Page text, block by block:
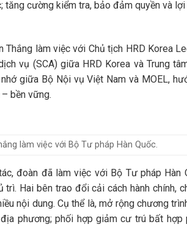
tăng cường kiểm tra, bảo đảm quyền và
Thắng làm việc với Chủ tịch HRD Korea
vụ (SCA) giữa HRD Korea và Trung
giữa Bộ Nội vụ Việt Nam và MOEL,
bền vững.
làm việc với Bộ Tư pháp Hàn Quốc.
đoàn đã làm việc với Bộ Tư pháp Hàn
trì. Hai bên trao đổi cải cách hành chính,
nội dung. Cụ thể là, mở rộng chương
phương; phối hợp giảm cư trú bất hợp